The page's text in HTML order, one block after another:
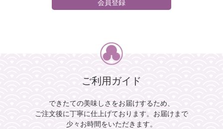
会員登録
ご利用ガイド
できたての美味しさをお届けするため、
ご注文後に丁寧に仕上げております。 お届けまで
少々お時間をいただきます。